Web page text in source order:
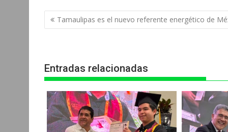
t
s
p
e
b
k
s
e
e
r
e
g
m
n
t
Navegación
de
Tamaulipas es el nuevo referente energético de
Entradas relacionadas